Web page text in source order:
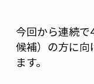
今回から連続
候補）の方に向
ます。